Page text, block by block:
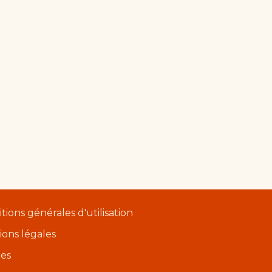
générales d'utilisation
légales